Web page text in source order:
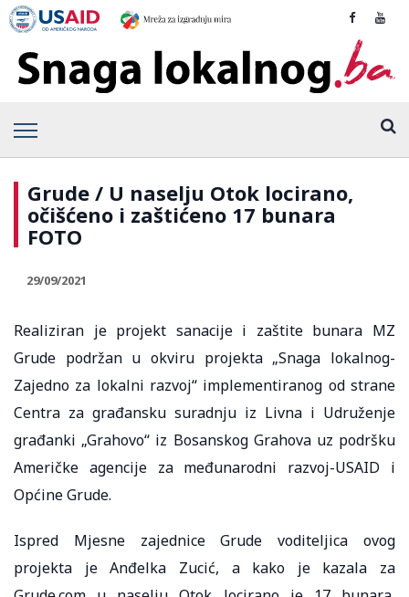
Grude / U naselju Otok locirano,
očišćeno i zaštićeno 17 bunara
FOTO
29/09/2021
Realiziran je projekt sanacije i zaštite bunara MZ
Grude podržan u okviru projekta „Snaga lokalnog-
Zajedno za lokalni razvoj“ implementiranog od strane
Centra za građansku suradnju iz Livna i Udruženje
građanki „Grahovo“ iz Bosanskog Grahova uz podršku
Američke agencije za međunarodni razvoj-USAID i
Općine Grude.
Ispred Mjesne zajednice Grude voditeljica ovog
projekta je Anđelka Zucić, a kako je kazala za